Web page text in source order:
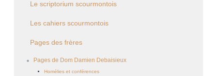
Le scriptorium scourmontois
Les cahiers scourmontois
Pages des frères
Pages de Dom Damien Debaisieux
Homélies et conférences